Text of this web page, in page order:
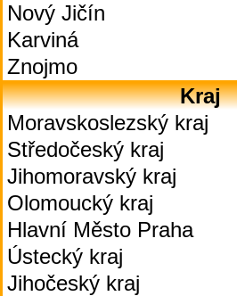
Nový Jičín
Karviná
Znojmo
Kraj
Moravskoslezský kraj
Středočeský kraj
Jihomoravský kraj
Olomoucký kraj
Hlavní Město Praha
Ústecký kraj
Jihočeský kraj